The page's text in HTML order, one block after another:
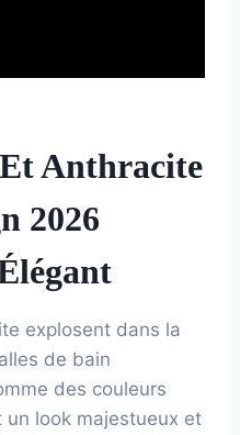
Anthracite
2026
explosent dans la
de bain
des couleurs
look majestueux et